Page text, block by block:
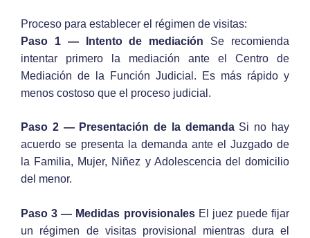
Proceso para establecer el régimen de visitas:
Paso 1 — Intento de mediación Se recomienda
intentar primero la mediación ante el Centro de
Mediación de la Función Judicial. Es más rápido y
menos costoso que el proceso judicial.
Paso 2 — Presentación de la demandaSi no hay
acuerdo se presenta la demanda ante el Juzgado de
la Familia, Mujer, Niñez y Adolescencia del domicilio
del menor.
Paso 3 — Medidas provisionalesEl juez puede fijar
un régimen de visitas provisional mientras dura el